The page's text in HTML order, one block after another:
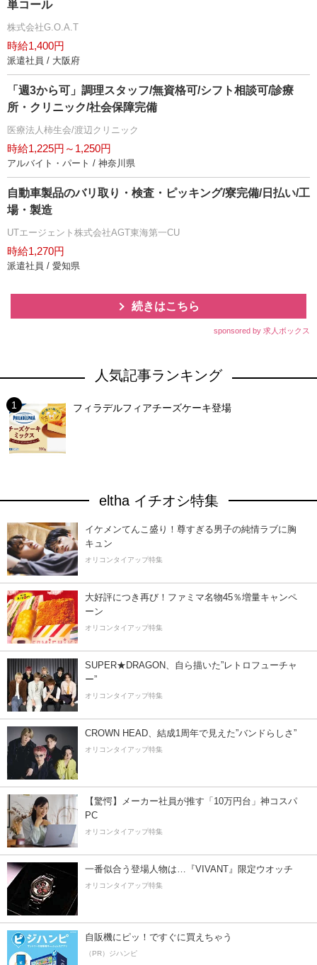
単コール
株式会社G.O.A.T
時給1,400円
派遣社員 / 大阪府
「週3から可」調理スタッフ/無資格可/シフト相談可/診療
所・クリニック/社会保障完備
医療法人柿生会/渡辺クリニック
時給1,225円～1,250円
アルバイト・パート / 神奈川県
自動車製品のバリ取り・検査・ピッキング/寮完備/日払い/工
場・製造
UTエージェント株式会社AGT東海第一CU
時給1,270円
派遣社員 / 愛知県
続きはこちら
sponsored by 求人ボックス
人気記事ランキング
フィラデルフィアチーズケーキ登場
eltha イチオシ特集
イケメンてんこ盛り！尊すぎる男子の純情ラブに胸
キュン
オリコンタイアップ特集
大好評につき再び！ファミマ名物45％増量キャンペ
ーン
オリコンタイアップ特集
SUPER★DRAGON、自ら描いた”レトロフューチャ
ー”
オリコンタイアップ特集
CROWN HEAD、結成1周年で見えた”バンドらしさ”
オリコンタイアップ特集
【驚愕】メーカー社員が推す「10万円台」神コスパ
PC
オリコンタイアップ特集
一番似合う登場人物は…『VIVANT』限定ウオッチ
オリコンタイアップ特集
自販機にピッ！ですぐに買えちゃう
（PR）ジハンピ